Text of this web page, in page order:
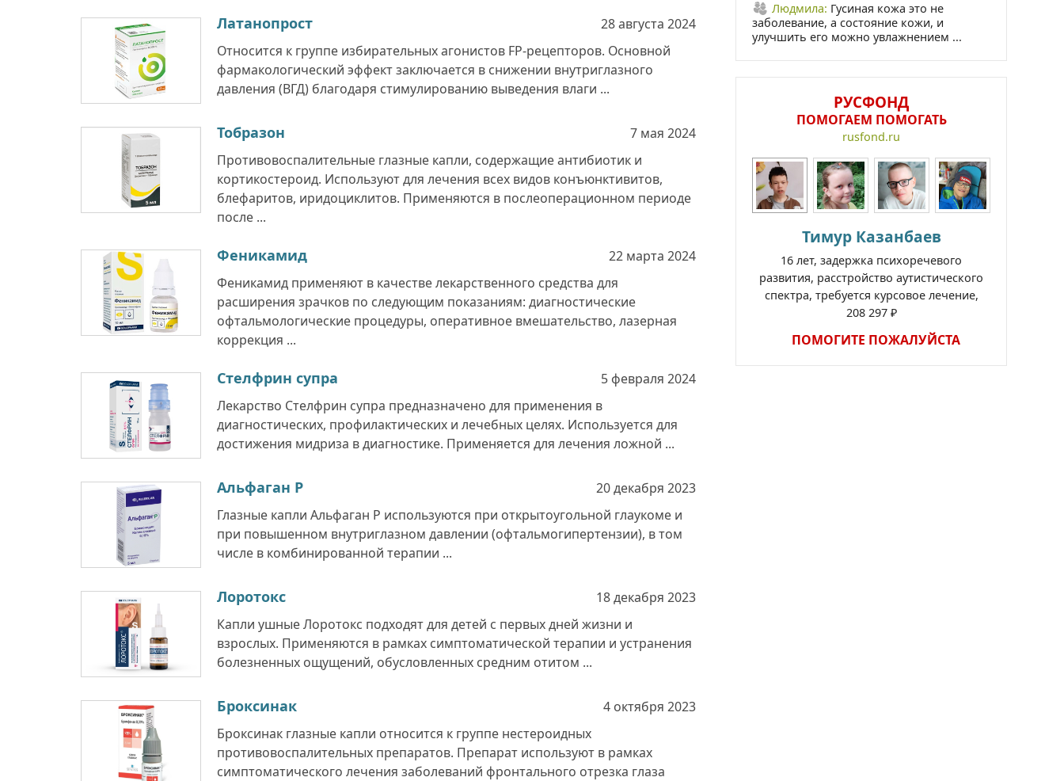
28 августа 2024
Латанопрост
Относится к группе избирательных агонистов FP-рецепторов. Основной
фармакологический эффект заключается в снижении внутриглазного
давления (ВГД) благодаря стимулированию выведения влаги ...
7 мая 2024
Тобразон
Противовоспалительные глазные капли, содержащие антибиотик и
кортикостероид. Используют для лечения всех видов конъюнктивитов,
блефаритов, иридоциклитов. Применяются в послеоперационном периоде
после ...
22 марта 2024
Феникамид
Феникамид применяют в качестве лекарственного средства для
расширения зрачков по следующим показаниям: диагностические
офтальмологические процедуры, оперативное вмешательство, лазерная
коррекция ...
5 февраля 2024
Стелфрин супра
Лекарство Стелфрин супра предназначено для применения в
диагностических, профилактических и лечебных целях. Используется для
достижения мидриза в диагностике. Применяется для лечения ложной ...
20 декабря 2023
Альфаган Р
Глазные капли Альфаган Р используются при открытоугольной глаукоме и
при повышенном внутриглазном давлении (офтальмогипертензии), в том
числе в комбинированной терапии ...
18 декабря 2023
Лоротокс
Капли ушные Лоротокс подходят для детей с первых дней жизни и
взрослых. Применяются в рамках симптоматической терапии и устранения
болезненных ощущений, обусловленных средним отитом ...
4 октября 2023
Броксинак
Броксинак глазные капли относится к группе нестероидных
противовоспалительных препаратов. Препарат используют в рамках
симптоматического лечения заболеваний фронтального отрезка глаза
Людмила: Гусиная кожа это не
заболевание, а состояние кожи, и
улучшить его можно увлажнением ...
РУСФОНД
ПОМОГАЕМ ПОМОГАТЬ
rusfond.ru
Тимур Казанбаев
16 лет, задержка психоречевого
развития, расстройство аутистического
спектра, требуется курсовое лечение,
208 297 ₽
ПОМОГИТЕ ПОЖАЛУЙСТА